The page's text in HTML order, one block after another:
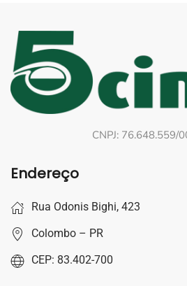
CNPJ: 76.648.559/
Endereço
Rua Odonis Bighi, 423
Colombo – PR
CEP: 83.402-700